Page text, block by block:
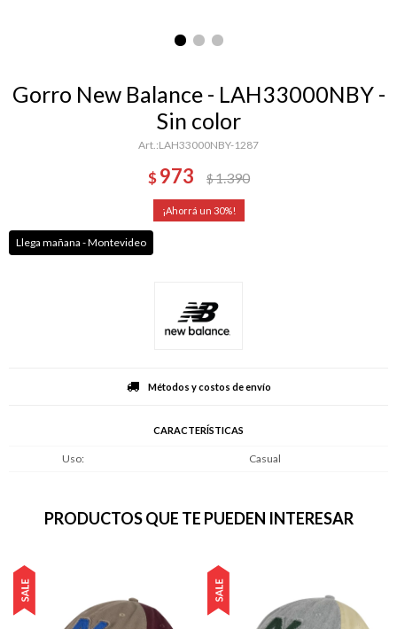
Gorro New Balance - LAH33000NBY -
Sin color
LAH33000NBY-1287
$ 973 $1.390
30
Llega mañana - Montevideo
Métodos y costos de envío
CARACTERÍSTICAS
Uso Casual
PRODUCTOS QUE TE PUEDEN INTERESAR